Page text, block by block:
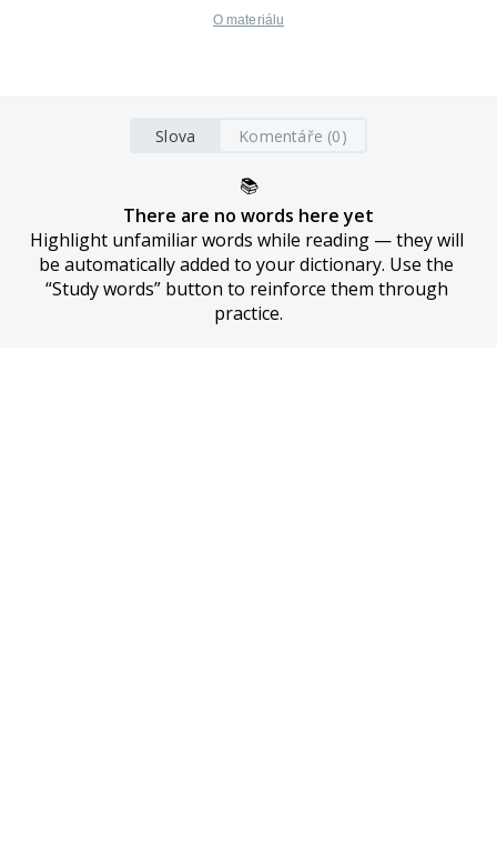
O materiálu
Slova Komentáře (0)
📚
There are no words here yet
Highlight unfamiliar words while reading — they will
be automatically added to your dictionary. Use the
“Study words” button to reinforce them through
practice.